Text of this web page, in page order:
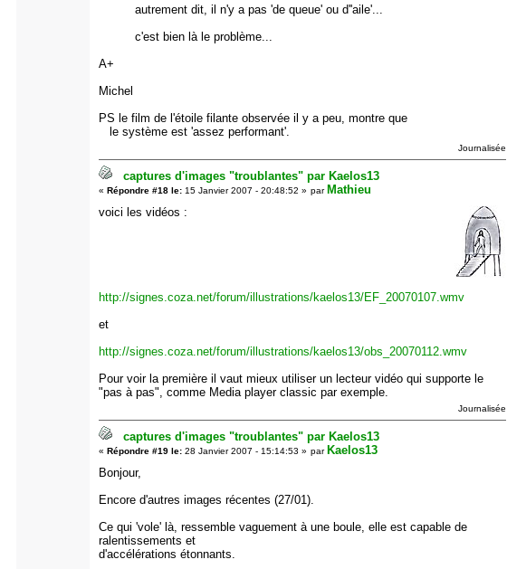
autrement dit, il n'y a pas 'de queue' ou d''aile'...
c'est bien là le problème...
A+
Michel
PS le film de l'étoile filante observée il y a peu, montre que
le système est 'assez performant'.
Journalisée
captures d'images "troublantes" par Kaelos13
« Répondre #18 le:15 Janvier 2007 - 20:48:52 » par Mathieu
voici les vidéos :
http://signes.coza.net/forum/illustrations/kaelos13/EF_20070107.wmv
et
http://signes.coza.net/forum/illustrations/kaelos13/obs_20070112.wmv
Pour voir la première il vaut mieux utiliser un lecteur vidéo qui supporte le
"pas à pas", comme Media player classic par exemple.
Journalisée
captures d'images "troublantes" par Kaelos13
« Répondre #19 le:28 Janvier 2007 - 15:14:53 » par Kaelos13
Bonjour,
Encore d'autres images récentes (27/01).
Ce qui 'vole' là, ressemble vaguement à une boule, elle est capable de
ralentissements et
d'accélérations étonnants.